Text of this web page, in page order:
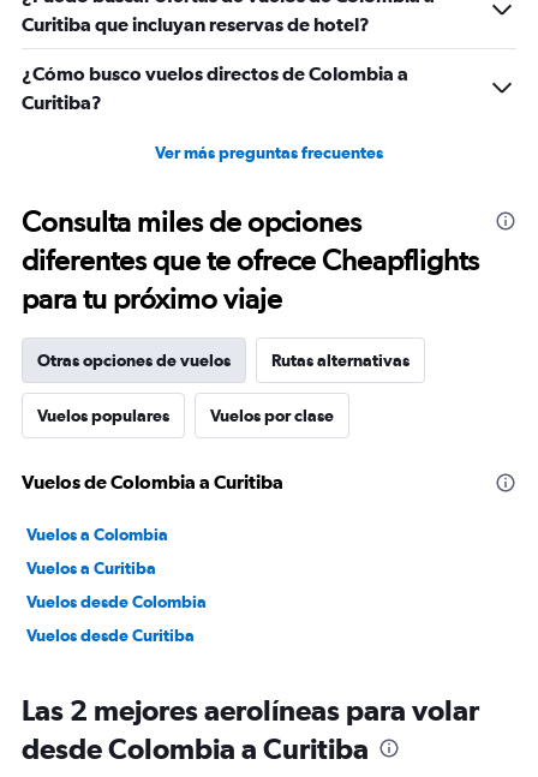
Curitiba que incluyan reservas de hotel?
¿Cómo busco vuelos directos de Colombia a
Curitiba?
Ver más preguntas frecuentes
Consulta miles de opciones
diferentes que te ofrece Cheapflights
para tu próximo viaje
Otras opciones de vuelos Rutas alternativas
Vuelos populares Vuelos por clase
Vuelos de Colombia a Curitiba
Vuelos a Colombia
Vuelos a Curitiba
Vuelos desde Colombia
Vuelos desde Curitiba
Las 2 mejores aerolíneas para volar
desde Colombia a Curitiba